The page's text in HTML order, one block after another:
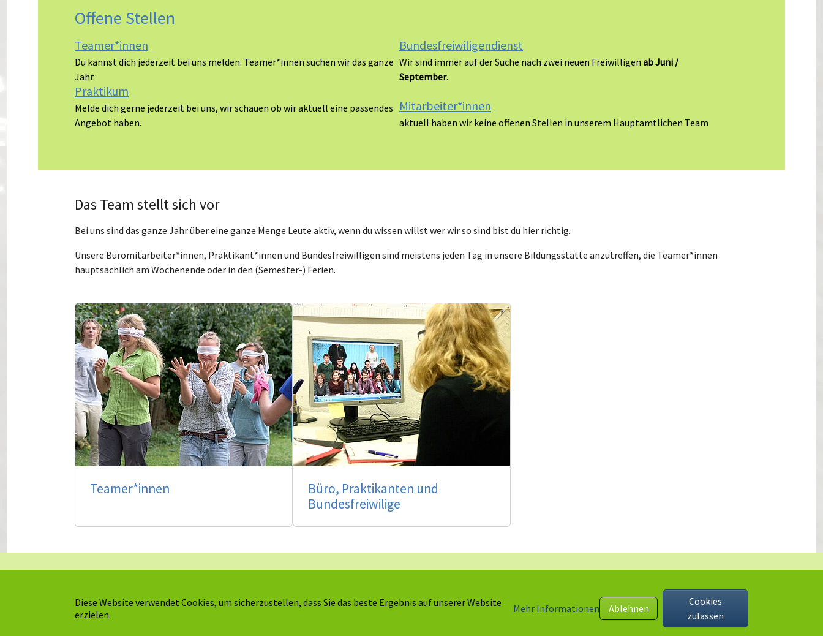
Diese Website verwendet Cookies, um sicherzustellen, dass Sie das beste Ergebnis auf unserer Website
erzielen.
Mehr Informationen Ablehnen
Cookies
zulassen
Offene Stellen
Teamer*innen
Du kannst dich jederzeit bei uns melden. Teamer*innen suchen wir das ganze
Jahr.
Bundesfreiwiligendienst
Wir sind immer auf der Suche nach zwei neuen Freiwilligen ab Juni /
September.
Praktikum
Melde dich gerne jederzeit bei uns, wir schauen ob wir aktuell eine passendes
Angebot haben.
Mitarbeiter*innen
aktuell haben wir keine offenen Stellen in unserem Hauptamtlichen Team
Das Team stellt sich vor
Bei uns sind das ganze Jahr über eine ganze Menge Leute aktiv, wenn du wissen willst wer wir so sind bist du hier richtig.
Unsere Büromitarbeiter*innen, Praktikant*innen und Bundesfreiwilligen sind meistens jeden Tag in unsere Bildungsstätte anzutreffen, die Teamer*innen
hauptsächlich am Wochenende oder in den (Semester-) Ferien.
Teamer*innen
Büro, Praktikanten und
Bundesfreiwilige
Impressum
Datenschutz
Häufige Fragen
Arbeitskreis ökologische Kinder- und